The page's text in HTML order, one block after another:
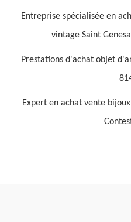
Entreprise spécialisée en
vintage Saint
Prestations d'achat objet
Expert en achat vente